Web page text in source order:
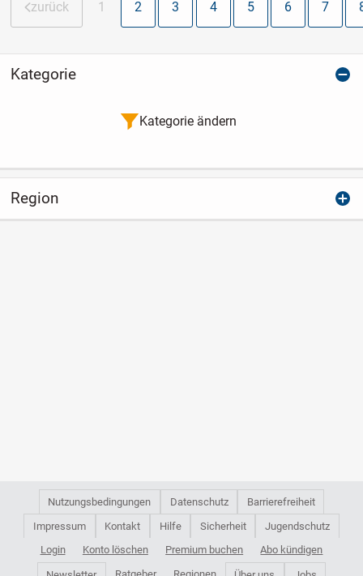
zurück 1 2 3 4 5 6 7
Kategorie
Kategorie ändern
Region
Nutzungsbedingungen Datenschutz
Barrierefreiheit
Impressum
Kontakt Hilfe Sicherheit
Jugendschutz
Login
Konto löschen Premium buchen Abo kündigen